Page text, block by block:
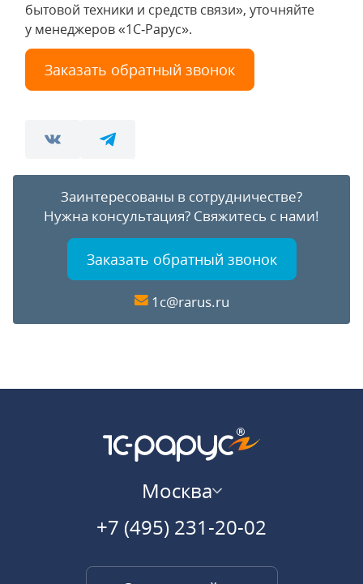
бытовой техники и средств связи», уточняйте
у менеджеров «1С‑Рарус».
Заказать обратный звонок
Заинтересованы в сотрудничестве?
Нужна консультация? Свяжитесь с нами!
Заказать обратный звонок
1c@rarus.ru
Москва
+7 (495) 231-20-02